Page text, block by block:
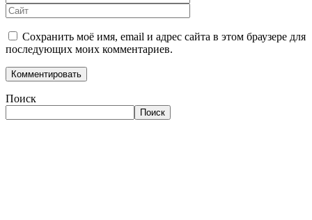
Сохранить моё имя, email и адрес сайта в этом браузере для
последующих моих комментариев.
Поиск
Поиск